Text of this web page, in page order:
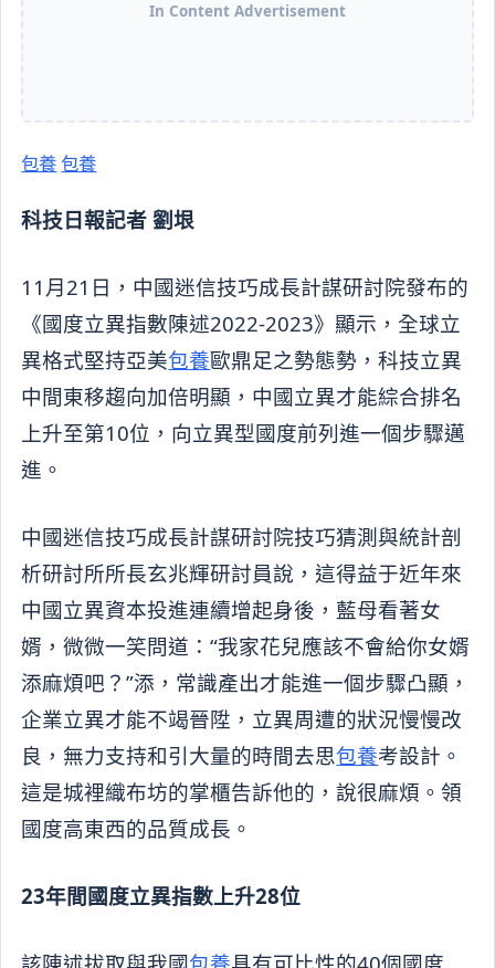
In Content Advertisement
包養包養
科技日報記者 劉垠
11月21日，中國迷信技巧成長計謀研討院發布的
《國度立異指數陳述2022-2023》顯示，全球立
異格式堅持亞美包養歐鼎足之勢態勢，科技立異
中間東移趨向加倍明顯，中國立異才能綜合排名
上升至第10位，向立異型國度前列進一個步驟邁
進。
中國迷信技巧成長計謀研討院技巧猜測與統計剖
析研討所所長玄兆輝研討員說，這得益于近年來
中國立異資本投進連續增起身後，藍母看著女
婿，微微一笑問道：“我家花兒應該不會給你女婿
添麻煩吧？”添，常識產出才能進一個步驟凸顯，
企業立異才能不竭晉陞，立異周遭的狀況慢慢改
良，無力支持和引大量的時間去思包養考設計。
這是城裡織布坊的掌櫃告訴他的，說很麻煩。領
國度高東西的品質成長。
23年間國度立異指數上升28位